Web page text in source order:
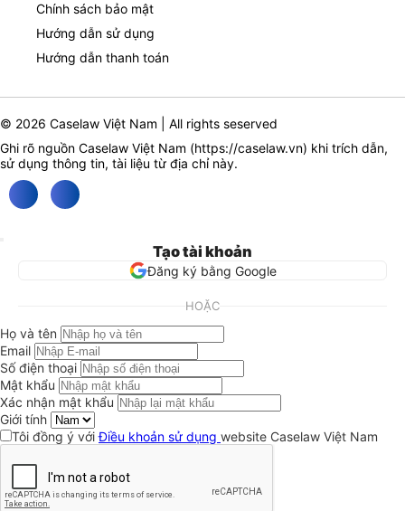
Chính sách bảo mật
Hướng dẫn sử dụng
Hướng dẫn thanh toán
© 2026 Caselaw Việt Nam | All rights seserved
Ghi rõ nguồn Caselaw Việt Nam (https://caselaw.vn) khi trích dẫn,
sử dụng thông tin, tài liệu từ địa chỉ này.
Tạo tài khoản
Đăng ký bằng Google
HOẶC
Họ và tên
Email
Số điện thoại
Mật khẩu
Xác nhận mật khẩu
Giới tính
Tôi đồng ý vớiĐiều khoản sử dụng website Caselaw Việt Nam